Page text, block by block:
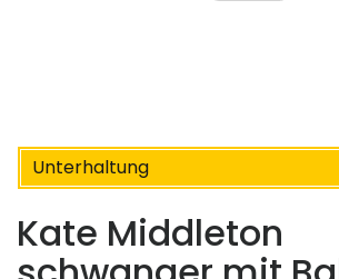
Unterhaltung
Kate Middleton